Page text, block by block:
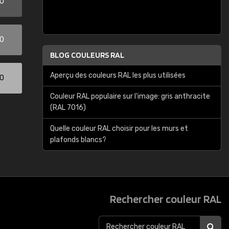
BLOG COULEURS RAL
Aperçu des couleurs RAL les plus utilisées
Couleur RAL populaire sur l'image: gris anthracite
(RAL 7016)
Quelle couleur RAL choisir pour les murs et
plafonds blancs?
Rechercher couleur RAL